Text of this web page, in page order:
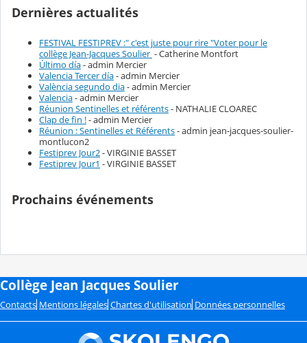
Dernières actualités
FESTIVAL FESTIPREV :" c'est juste pour rire "Voter pour le
collège Jean-Jacques Soulier - Catherine Montfort
Último día- admin Mercier
Valencia Tercer día- admin Mercier
València segundo dia- admin Mercier
Valencia- admin Mercier
Réunion Sentinelles et référents- NATHALIE CLOAREC
Clap de fin !- admin Mercier
Réunion : Sentinelles et Référents- admin jean-jacques-soulier-
montlucon2
Festiprev Jour2- VIRGINIE BASSET
Festiprev Jour1 - VIRGINIE BASSET
Prochains événements
Collège Jean Jacques Soulier
Contacts Mentions légales Chartes d'utilisation Données personnelles